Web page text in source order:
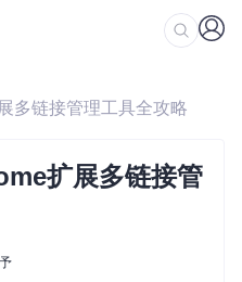
多链接管理工具全攻略
扩展多链接管